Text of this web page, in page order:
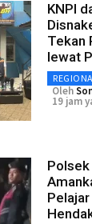
KNPI
Tekan
lewat
Oleh
19 jam
Polsek